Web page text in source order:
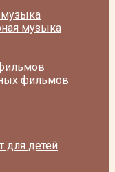
музыка
музыка
фильмов
для детей